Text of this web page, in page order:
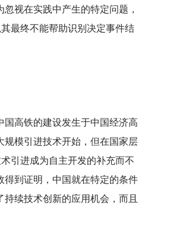
视在实践中产生的特定问题，
最终不能帮助识别决定事件结
高铁的建设发生于中国经济高
规模引进技术开始，但在国家层
引进成为自主开发的补充而不
得到证明，中国就在特定的条件
续技术创新的应用机会，而且